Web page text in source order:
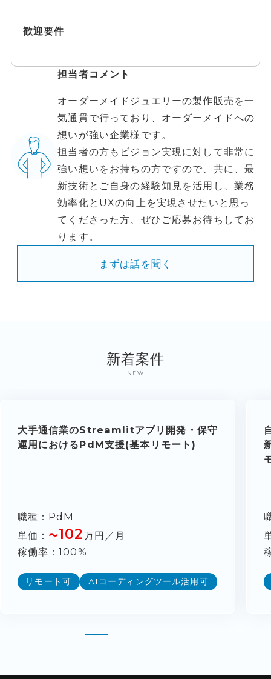
歓迎要件
担当者コメント
オーダーメイドジュエリーの製作販売を一
気通貫で行っており、オーダーメイドへの
想いが強い企業様です。
担当者の方もビジョン実現に対して非常に
強い想いをお持ちの方ですので、共に、最
新技術とご自身の経験知見を活用し、業務
効率化とUXの向上を実現させたいと思っ
てくださった方、ぜひご応募お待ちしてお
ります。
まずは話を聞く
新着案件
NEW
大手通信業のStreamlitアプリ開発・保守
運用におけるPdM支援(基本リモート)
職種
PdM
単価
〜102万円／月
稼働率
100%
リモート可 AIコーディングツール活用可